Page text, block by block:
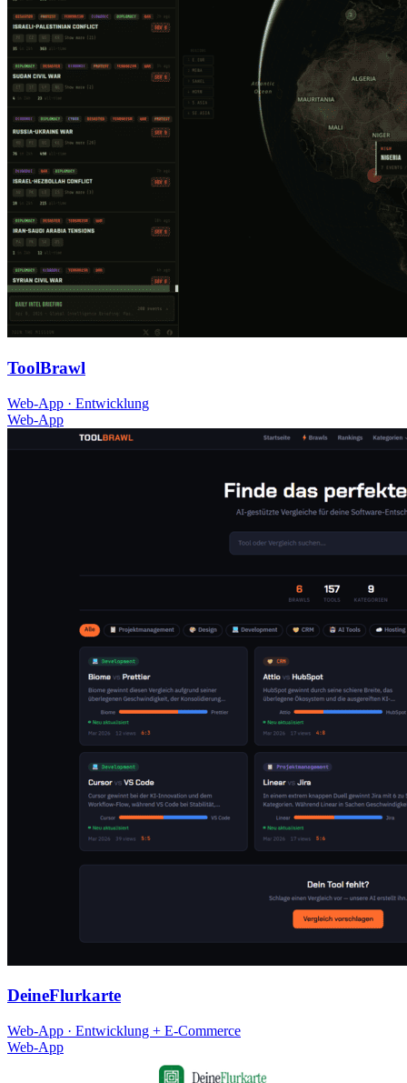
ToolBrawl
Web-App · Entwicklung
Web-App
DeineFlurkarte
Web-App · Entwicklung + E-Commerce
Web-App